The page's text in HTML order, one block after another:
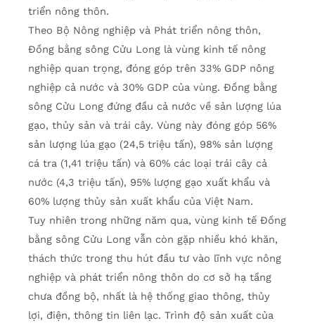
triển nông thôn.
Theo Bộ Nông nghiệp và Phát triển nông thôn,
Đồng bằng sông Cửu Long là vùng kinh tế nông
nghiệp quan trọng, đóng góp trên 33% GDP nông
nghiệp cả nước và 30% GDP của vùng. Đồng bằng
sông Cửu Long đứng đầu cả nước về sản lượng lúa
gạo, thủy sản và trái cây. Vùng này đóng góp 56%
sản lượng lúa gạo (24,5 triệu tấn), 98% sản lượng
cá tra (1,41 triệu tấn) và 60% các loại trái cây cả
nước (4,3 triệu tấn), 95% lượng gạo xuất khẩu và
60% lượng thủy sản xuất khẩu của Việt Nam.
Tuy nhiên trong những năm qua, vùng kinh tế Đồng
bằng sông Cửu Long vẫn còn gặp nhiều khó khăn,
thách thức trong thu hút đầu tư vào lĩnh vực nông
nghiệp và phát triển nông thôn do cơ sở hạ tầng
chưa đồng bộ, nhất là hệ thống giao thông, thủy
lợi, điện, thông tin liên lạc. Trình độ sản xuất của